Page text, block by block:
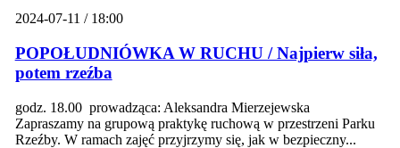
2024-07-11 / 18:00
POPOŁUDNIÓWKA W RUCHU / Najpierw siła,
potem rzeźba
godz. 18.00 prowadząca: Aleksandra Mierzejewska
Zapraszamy na grupową praktykę ruchową w przestrzeni Parku
Rzeźby. W ramach zajęć przyjrzymy się, jak w bezpieczny...